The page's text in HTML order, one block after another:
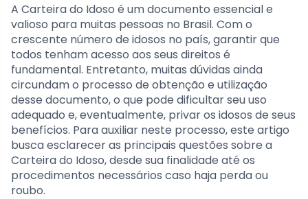
A Carteira do Idoso é um documento essencial e
valioso para muitas pessoas no Brasil. Com o
crescente número de idosos no país, garantir que
todos tenham acesso aos seus direitos é
fundamental. Entretanto, muitas dúvidas ainda
circundam o processo de obtenção e utilização
desse documento, o que pode dificultar seu uso
adequado e, eventualmente, privar os idosos de seus
benefícios. Para auxiliar neste processo, este artigo
busca esclarecer as principais questões sobre a
Carteira do Idoso, desde sua finalidade até os
procedimentos necessários caso haja perda ou
roubo.